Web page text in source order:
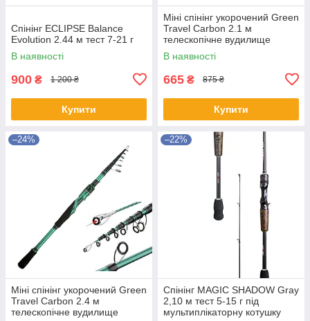
Спінінг ECLIPSE Balance
Evolution 2.44 м тест 7-21 г
В наявності
900 ₴ 1 200 ₴
Купити
Міні спінінг укорочений Green
Travel Carbon 2.1 м
телескопічне вудилище
В наявності
665 ₴ 875 ₴
Купити
–24%
Міні спінінг укорочений Green
Travel Carbon 2.4 м
телескопічне вудилище
–22%
Спінінг MAGIC SHADOW Gray
2,10 м тест 5-15 г під
мультиплікаторну котушку